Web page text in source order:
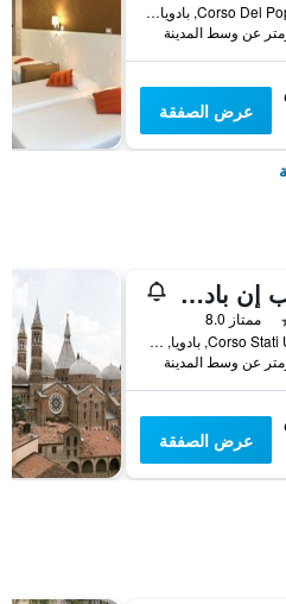
Corso Del Popolo 81, بادويا, فينيتو, إيطاليا
عرض الصفقة
تيوليب إن بادوفا
ممتاز 8.0
Corso Stati Uniti 54, بادويا, فينيتو, إيطاليا
عرض الصفقة